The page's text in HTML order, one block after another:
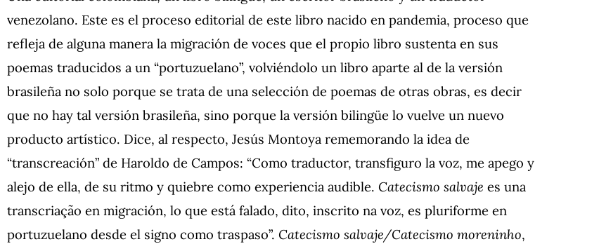
venezolano. Este es el proceso editorial de este libro nacido en pandemia, proceso que
refleja de alguna manera la migración de voces que el propio libro sustenta en sus
poemas traducidos a un “portuzuelano”, volviéndolo un libro aparte al de la versión
brasileña no solo porque se trata de una selección de poemas de otras obras, es decir
que no hay tal versión brasileña, sino porque la versión bilingüe lo vuelve un nuevo
producto artístico. Dice, al respecto, Jesús Montoya rememorando la idea de
“transcreación” de Haroldo de Campos: “Como traductor, transfiguro la voz, me apego y
alejo de ella, de su ritmo y quiebre como experiencia audible. Catecismo salvaje es una
transcriação en migración, lo que está falado, dito, inscrito na voz, es pluriforme en
portuzuelano desde el signo como traspaso”. Catecismo salvaje/Catecismo moreninho,